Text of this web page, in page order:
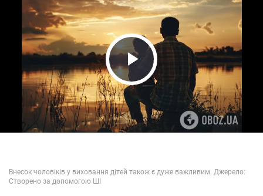
Play Video